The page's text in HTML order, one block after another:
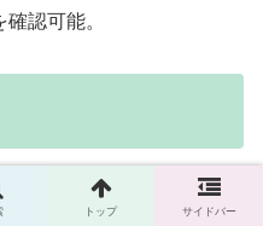
認可能。
すすめの湘南ひらつか花火
トップ サイドバー